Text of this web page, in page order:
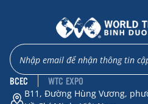
BCEC WTC EXPO
B11, Đường Hùng Vương,